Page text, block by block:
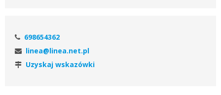
698654362
linea@linea.net.pl
Uzyskaj wskazówki